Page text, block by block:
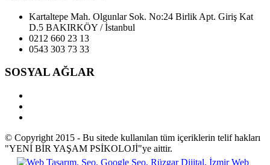
Kartaltepe Mah. Olgunlar Sok. No:24 Birlik Apt. Giriş Kat
D.5 BAKIRKÖY / İstanbul
0212 660 23 13
0543 303 73 33
SOSYAL AĞLAR
© Copyright 2015 - Bu sitede kullanılan tüm içeriklerin telif hakları
"YENİ BİR YAŞAM PSİKOLOJİ"ye aittir.